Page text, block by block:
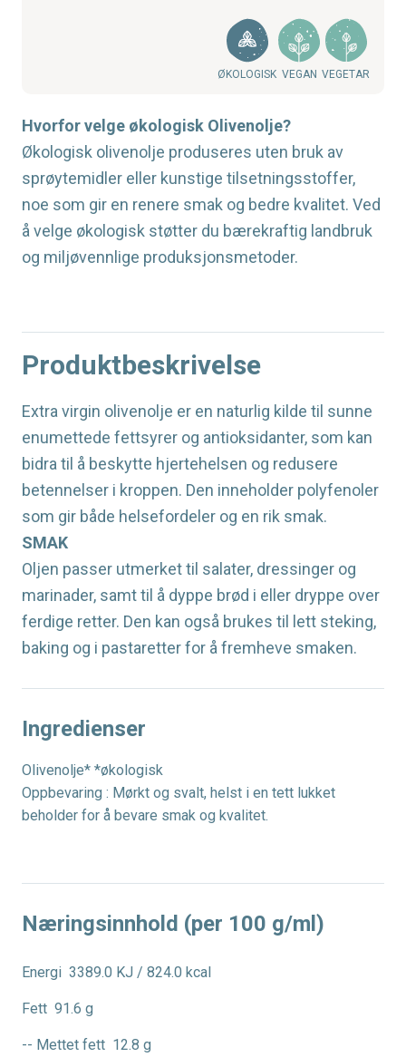
ØKOLOGISK VEGAN VEGETAR
Hvorfor velge økologisk Olivenolje?
Økologisk olivenolje produseres uten bruk av
sprøytemidler eller kunstige tilsetningsstoffer,
noe som gir en renere smak og bedre kvalitet. Ved
å velge økologisk støtter du bærekraftig landbruk
og miljøvennlige produksjonsmetoder.
Produktbeskrivelse
Extra virgin olivenolje er en naturlig kilde til sunne
enumettede fettsyrer og antioksidanter, som kan
bidra til å beskytte hjertehelsen og redusere
betennelser i kroppen. Den inneholder polyfenoler
som gir både helsefordeler og en rik smak.
SMAK
Oljen passer utmerket til salater, dressinger og
marinader, samt til å dyppe brød i eller dryppe over
ferdige retter. Den kan også brukes til lett steking,
baking og i pastaretter for å fremheve smaken.
Ingredienser
Olivenolje* *økologisk
Oppbevaring : Mørkt og svalt, helst i en tett lukket
beholder for å bevare smak og kvalitet.
Næringsinnhold (per 100 g/ml)
Energi 3389.0 KJ / 824.0 kcal
Fett 91.6 g
-- Mettet fett 12.8 g